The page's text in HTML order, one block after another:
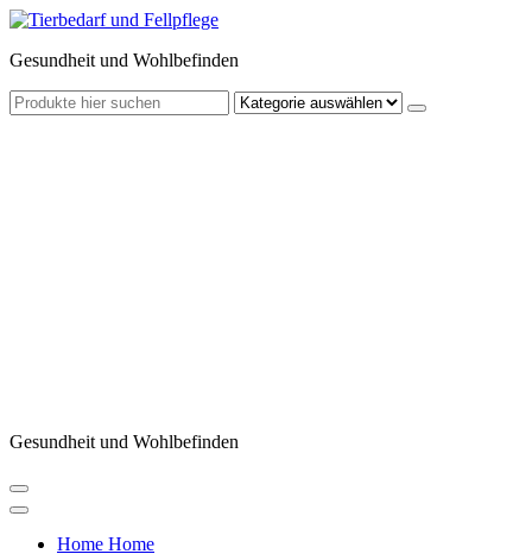
Zum
springen
Gesundheit und Wohlbefinden
Gesundheit und Wohlbefinden
Home Home